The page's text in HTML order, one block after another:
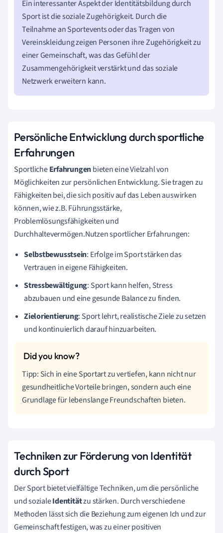
Ein interessanter Aspekt der Identitätsbildung durch
Sport ist die soziale Zugehörigkeit. Durch die
Teilnahme an Sportevents oder das Tragen von
Vereinskleidung zeigen Personen ihre Zugehörigkeit zu
einer Gemeinschaft, was das Gefühl der
Zusammengehörigkeit verstärkt und das soziale
Netzwerk erweitern kann.
Persönliche Entwicklung durch sportliche
Erfahrungen
SportlicheErfahrungenbieten eine Vielzahl von
Möglichkeiten zur persönlichen Entwicklung. Sie tragen zu
Fähigkeiten bei, die sich positiv auf das Leben auswirken
können, wie z.B. Führungsstärke,
Problemlösungsfähigkeiten und
Durchhaltevermögen.Nutzen sportlicher Erfahrungen:
Selbstbewusstsein: Erfolge im Sport stärken das
Vertrauen in eigene Fähigkeiten.
Stressbewältigung: Sport kann helfen, Stress
abzubauen und eine gesunde Balance zu finden.
Zielorientierung: Sport lehrt, realistische Ziele zu setzen
und kontinuierlich darauf hinzuarbeiten.
Tipp: Sich in eine Sportart zu vertiefen, kann nicht nur
gesundheitliche Vorteile bringen, sondern auch eine
Grundlage für lebenslange Freundschaften bieten.
Techniken zur Förderung von Identität
durch Sport
Der Sport bietet vielfältige Techniken, um die persönliche
und sozialeIdentitätzu stärken. Durch verschiedene
Methoden lässt sich die Beziehung zum eigenen Ich und zur
Gemeinschaft festigen, was zu einer positiven